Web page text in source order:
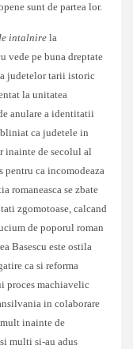
sunt de partea lor.
intalnire la
vede pe buna dreptate
judetelor tarii istoric
la unitatea
anulare a identitatii
ca judetele in
inainte de secolul al
pentru ca incomodeaza
romaneasca se zbate
zgomotoase, calcand
de poporul roman
Basescu este ostila
ca si reforma
proces machiavelic
in colaborare
inainte de
multi si-au adus